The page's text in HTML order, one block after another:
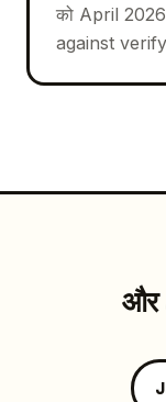
को April
against verify
और